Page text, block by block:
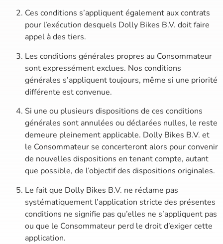
Ces conditions s’appliquent également aux contrats
pour l’exécution desquels Dolly Bikes B.V. doit faire
appel à des tiers.
Les conditions générales propres au Consommateur
sont expressément exclues. Nos conditions
générales s’appliquent toujours, même si une priorité
différente est convenue.
Si une ou plusieurs dispositions de ces conditions
générales sont annulées ou déclarées nulles, le reste
demeure pleinement applicable. Dolly Bikes B.V. et
le Consommateur se concerteront alors pour convenir
de nouvelles dispositions en tenant compte, autant
que possible, de l’objectif des dispositions originales.
Le fait que Dolly Bikes B.V. ne réclame pas
systématiquement l’application stricte des présentes
conditions ne signifie pas qu’elles ne s’appliquent pas
ou que le Consommateur perd le droit d’exiger cette
application.